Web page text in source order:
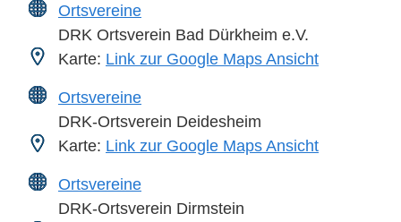
Ortsvereine
DRK Ortsverein Bad Dürkheim e.V.
Karte: Link zur Google Maps Ansicht
Ortsvereine
DRK-Ortsverein Deidesheim
Karte: Link zur Google Maps Ansicht
Ortsvereine
DRK-Ortsverein Dirmstein